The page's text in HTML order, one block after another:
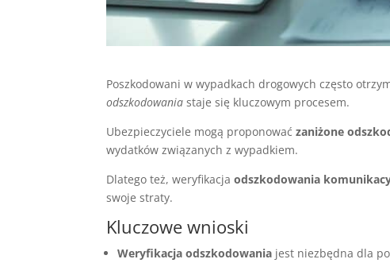
Poszkodowani w wypadkach drogowych często
odszkodowania staje się kluczowym procesem.
Ubezpieczyciele mogą proponowaćzaniżone
wydatków związanych z wypadkiem.
Dlatego też, weryfikacjaodszkodowania
swoje straty.
Kluczowe wnioski
Weryfikacja odszkodowania jest niezbędna dla